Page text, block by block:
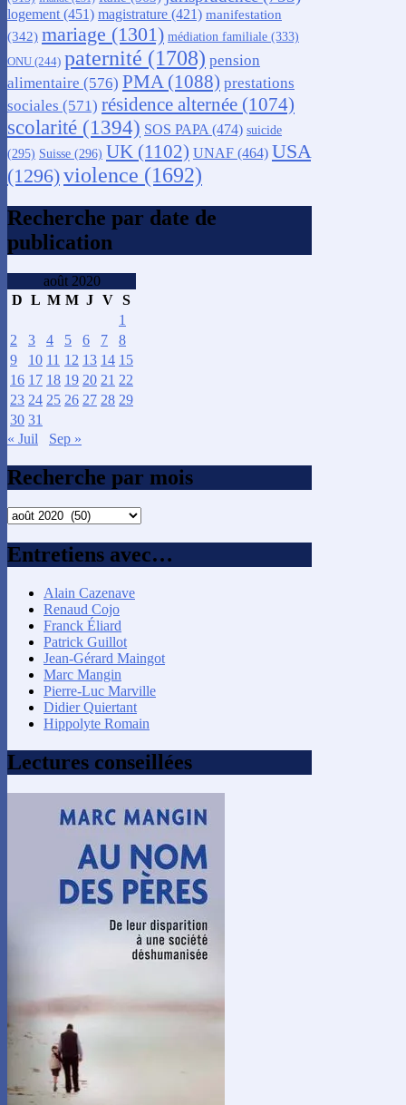
logement (451) magistrature (421) manifestation
(342) mariage (1301) médiation familiale (333)
ONU (244) paternité (1708) pension
alimentaire (576) PMA(1088) prestations
sociales (571) résidence alternée (1074)
scolarité (1394) SOS PAPA(474) suicide
(295) Suisse (296) UK (1102) UNAF (464) USA
(1296)violence (1692)
Recherche par date de
publication
août 2020
D L M M J V S
1
2
3 4 5 6 7
8
9
10 11 12 13 14 15
16 17 18 19 20 21 22
23 24 25 26 27 28 29
30 31
« Juil
Sep »
Recherche par mois
Recherche
mois
Entretiens avec…
Alain Cazenave
Renaud Cojo
Franck Éliard
Patrick Guillot
Jean-Gérard Maingot
Marc Mangin
Pierre-Luc Marville
Didier Quiertant
Hippolyte Romain
Lectures conseillées